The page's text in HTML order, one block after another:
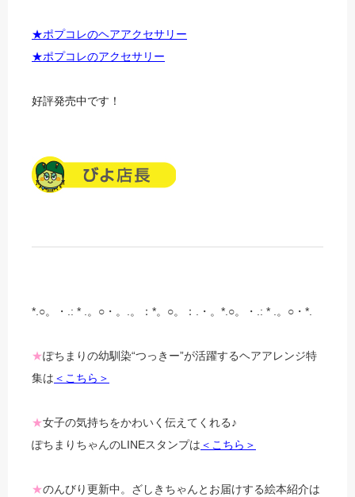
★ポプコレのヘアアクセサリー
★ポプコレのアクセサリー
好評発売中です！
*.○。・.: * .。○・。.。：*。○。：.・。*.○。・.: * .。○・*.
★ぽちまりの幼馴染“つっきー”が活躍するヘアアレンジ特
集は ＜こちら＞
★女子の気持ちをかわいく伝えてくれる♪
ぽちまりちゃんのLINEスタンプは ＜こちら＞
★のんびり更新中。ざしきちゃんとお届けする絵本紹介は